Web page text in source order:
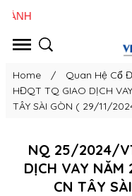
Home / Quan Hệ Cổ
HĐQT TQ GIAO DỊCH
TÂY SÀI GÒN ( 29/11/
NQ 25/2024/
DỊCH VAY
CN TÂY